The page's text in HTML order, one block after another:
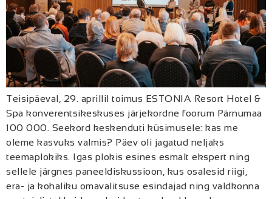
Teisipäeval, 29. aprillil toimus ESTONIA Resort Hotel &
Spa konverentsikeskuses järjekordne foorum Pärnumaa
100 000. Seekord keskenduti küsimusele: kas me
oleme kasvuks valmis? Päev oli jagatud neljaks
teemaplokiks. Igas plokis esines esmalt ekspert ning
sellele järgnes paneeldiskussioon, kus osalesid riigi,
era- ja kohaliku omavalitsuse esindajad ning valdkonna